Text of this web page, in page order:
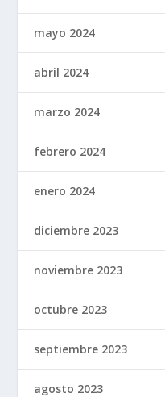
mayo 2024
abril 2024
marzo 2024
febrero 2024
enero 2024
diciembre 2023
noviembre 2023
octubre 2023
septiembre 2023
agosto 2023